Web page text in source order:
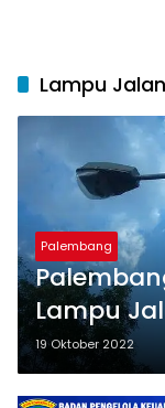
Lampu Jalan
Palembang
Lampu
19 Oktober 2022